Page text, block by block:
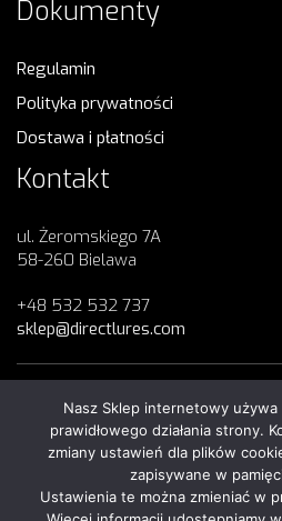
Dokumenty
Regulamin
Polityka prywatności
Dostawa i płatności
Kontakt
ul. Żeromskiego 7A
58-260 Bielawa
+48 532 532 737
sklep@directlures.com
Copyright 2023Direct Lures© All
Nasz Sklep internetowy
prawidłowego działania strony.
zmiany ustawień dla plików
zapisywane w
Ustawienia te można zmieniać w